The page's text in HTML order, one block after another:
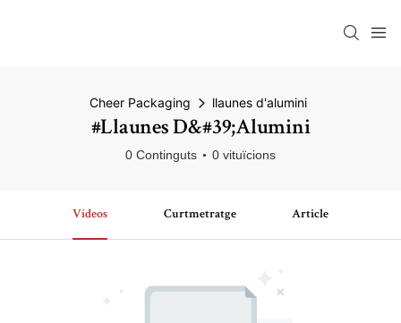
Cheer Packaging llaunes d'alumini
#llaunes D&#39;alumini
0 Continguts 0 vituïcions
Vídeos Curtmetratge Article